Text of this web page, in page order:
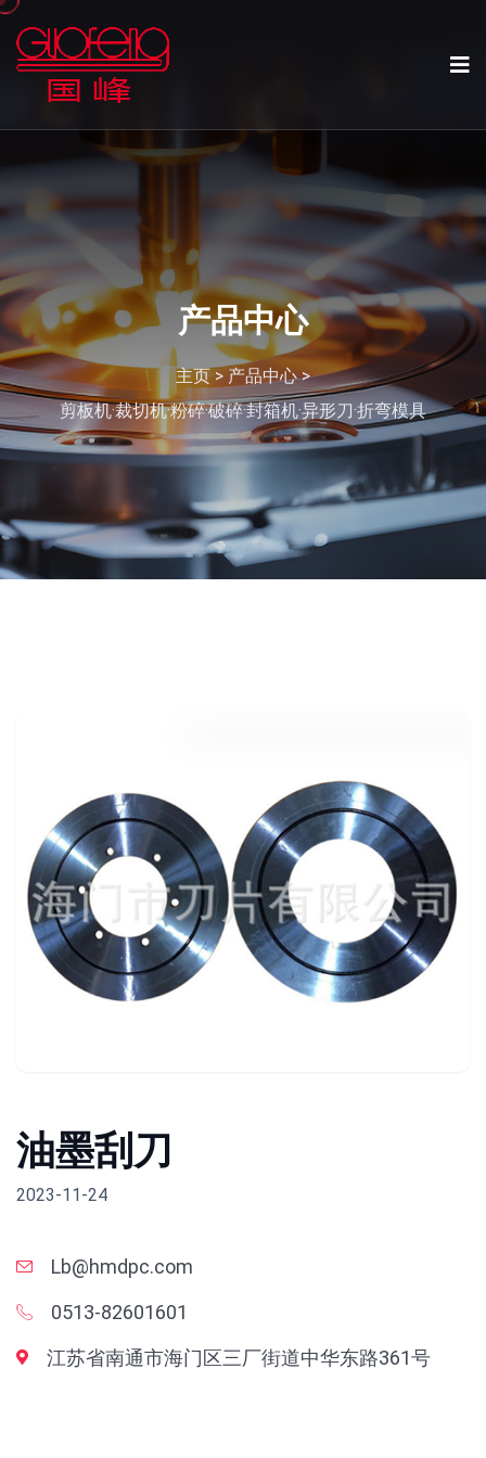
产品中心
主页> 产品中心>
剪板机·裁切机·粉碎·破碎·封箱机·异形刀·折弯模具
油墨刮刀
2023-11-24
Lb@hmdpc.com
0513-82601601
江苏省南通市海门区三厂街道中华东路361号